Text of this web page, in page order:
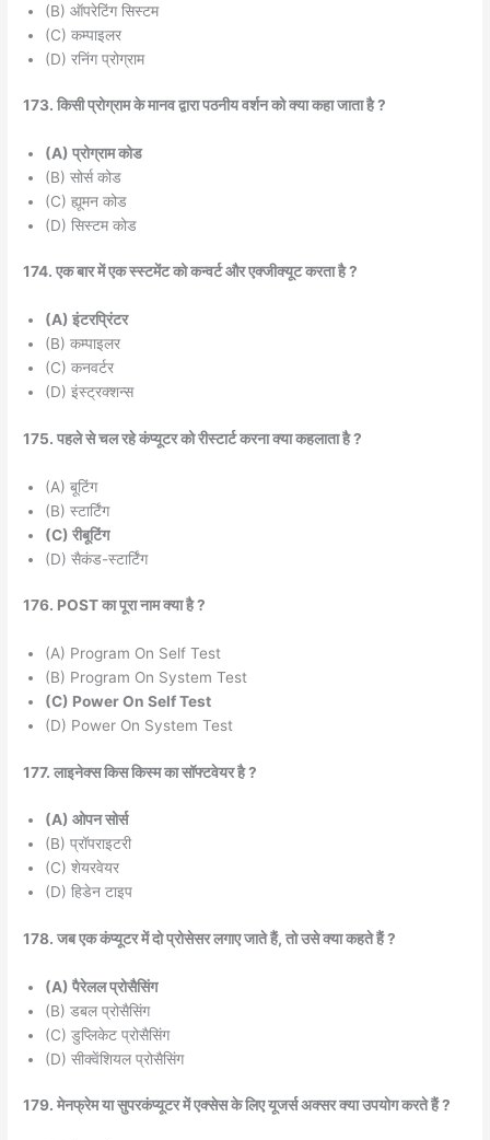
(B) ऑपरेटिंग सिस्टम
(C) कम्पाइलर
(D) रनिंग प्रोग्राम
173. किसी प्रोग्राम के मानव द्वारा पठनीय वर्शन को क्या कहा जाता है ?
(A) प्रोग्राम कोड
(B) सोर्स कोड
(C) ह्यूमन कोड
(D) सिस्टम कोड
174. एक बार में एक स्स्टमेंट को कन्वर्ट और एक्जीक्यूट करता है ?
(A) इंटरप्रिंटर
(B) कम्पाइलर
(C) कनवर्टर
(D) इंस्ट्रक्शन्स
175. पहले से चल रहे कंप्यूटर को रीस्टार्ट करना क्या कहलाता है ?
(A) बूटिंग
(B) स्टार्टिंग
(C) रीबूटिंग
(D) सैकंड-स्टार्टिंग
176. POST का पूरा नाम क्या है ?
(A) Program On Self Test
(B) Program On System Test
(C) Power On Self Test
(D) Power On System Test
177. लाइनेक्स किस किस्म का सॉफ्टवेयर है ?
(A) ओपन सोर्स
(B) प्रॉपराइटरी
(C) शेयरवेयर
(D) हिडेन टाइप
178. जब एक कंप्यूटर में दो प्रोसेसर लगाए जाते हैं, तो उसे क्या कहते हैं ?
(A) पैरेलल प्रोसैसिंग
(B) डबल प्रोसैसिंग
(C) डुप्लिकेट प्रोसैसिंग
(D) सीक्वेंशियल प्रोसैसिंग
179. मेनफ्रेम या सुपरकंप्यूटर में एक्सेस के लिए यूजर्स अक्सर क्या उपयोग करते हैं ?